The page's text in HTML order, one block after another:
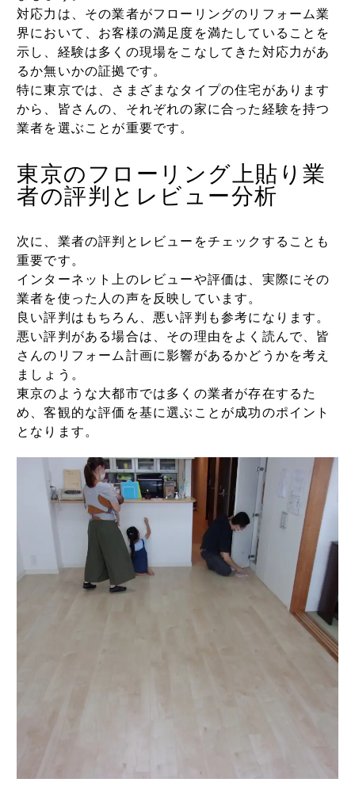
対応力は、その業者がフローリングのリフォーム業
界において、お客様の満足度を満たしていることを
示し、経験は多くの現場をこなしてきた対応力があ
るか無いかの証拠です。
特に東京では、さまざまなタイプの住宅があります
から、皆さんの、それぞれの家に合った経験を持つ
業者を選ぶことが重要です。
東京のフローリング上貼り業
者の評判とレビュー分析
次に、業者の評判とレビューをチェックすることも
重要です。
インターネット上のレビューや評価は、実際にその
業者を使った人の声を反映しています。
良い評判はもちろん、悪い評判も参考になります。
悪い評判がある場合は、その理由をよく読んで、皆
さんのリフォーム計画に影響があるかどうかを考え
ましょう。
東京のような大都市では多くの業者が存在するた
め、客観的な評価を基に選ぶことが成功のポイント
となります。